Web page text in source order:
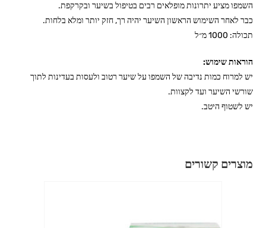
השמפו מציע יתרונות מופלאים רבים בטיפול בשיער ובקרקפת.
כבר לאחר השימוש הראשון השיער יהיה רך, חזק יותר ומלא בלחות.
תכולה: 1000 מ״ל
הוראות שימוש:
יש למרוח כמות נדיבה של השמפו על שיער רטוב ולעסות בעדינות לתוך
שורשי השיער ועד לקצוות.
יש לשטוף היטב.
מוצרים קשורים